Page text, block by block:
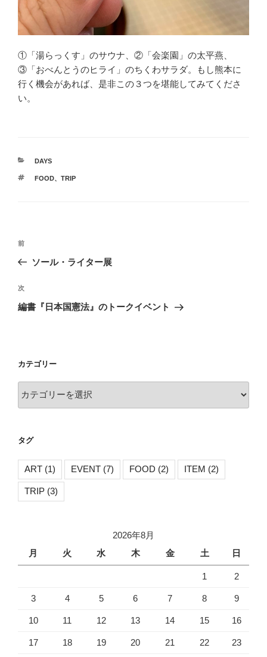
①「湯らっくす」のサウナ、②「会楽園」の太平燕、
③「おべんとうのヒライ」のちくわサラダ。もし熊本に
行く機会があれば、是非この３つを堪能してみてくださ
い。
カ
ゴ
DAYS
タ
FOOD、 TRIP
投
ナ
ビ
ゲ
ン
前
の
稿
前
ソール・ライター展
次
の
次
編書『日本国憲法』のトークイベント
カテゴリー
テ
ー
タグ
ART (1) EVENT (7) FOOD (2) ITEM (2)
TRIP (3)
2026年8月
月
火 水 木 金 土 日
1 2
3 4 5 6 7 8 9
10 11 12 13 14 15 16
17 18 19 20 21 22 23